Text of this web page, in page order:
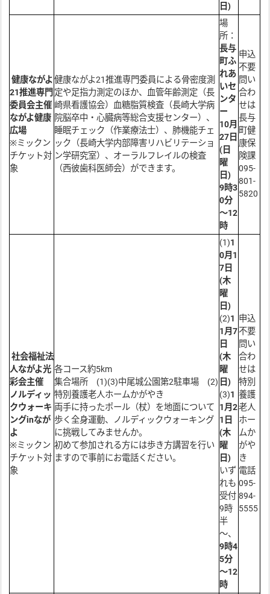
日)
健康ながよ
21推進専門
委員会主催
ながよ健康
広場
※ミックン
チケット対
象
健康ながよ21推進専門委員による骨密度測
定や足指力測定のほか、血管年齢測定（長
崎県看護協会）血糖脂質検査（長崎大学病
院脳卒中・心臓病等総合支援センター）、
睡眠チェック（作業療法士）、肺機能チェ
ック（長崎大学内部障害リハビリテーショ
ン学研究室）、オーラルフレイルの検査
（西彼歯科医師会）ができます。
場
所：
長与
町ふ
れあ
いセ
ンタ
ー
10月
27日
(日
曜
日)
9時3
0分
～12
時
申込
不要
問い
合わ
せは
長与
町健
康保
険課
095-
801-
5820
社会福祉法
人ながよ光
彩会主催
ノルディッ
クウォーキ
ングinなが
よ
※ミックン
チケット対
象
各コース約5km
集合場所 (1)(3)中尾城公園第2駐車場 (2)
特別養護老人ホームかがやき
両手に持ったポール（杖）を地面について
歩く全身運動、ノルディックウォーキング
に挑戦してみませんか。
初めて参加される方には歩き方講習を行い
ますので事前にお電話ください。
(1)1
0月1
7日
(木
曜
日)
(2)1
1月7
日
(木
曜
日)
(3)1
1月2
1日
(木
曜
日)
いず
れも
受付
9時
半
～、
9時4
5分
～12
時
申込
不要
問い
合わ
せは
特別
養護
老人
ホー
ムか
がや
き
電話
095-
894-
5555